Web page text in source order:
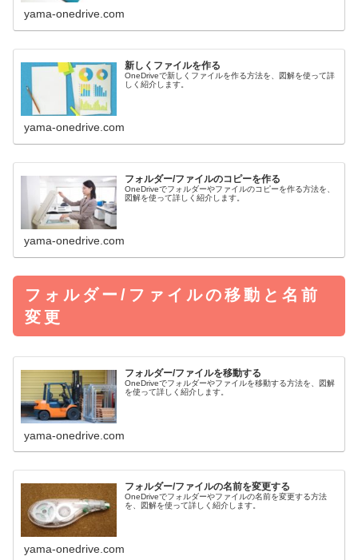
yama-onedrive.com
新しくファイルを作る
OneDriveで新しくファイルを作る方法を、図解を使って詳
しく紹介します。
yama-onedrive.com
フォルダー/ファイルのコピーを作る
OneDriveでフォルダーやファイルのコピーを作る方法を、
図解を使って詳しく紹介します。
yama-onedrive.com
フォルダー/ファイルの移動と名前
変更
フォルダー/ファイルを移動する
OneDriveでフォルダーやファイルを移動する方法を、図解
を使って詳しく紹介します。
yama-onedrive.com
フォルダー/ファイルの名前を変更する
OneDriveでフォルダーやファイルの名前を変更する方法
を、図解を使って詳しく紹介します。
yama-onedrive.com